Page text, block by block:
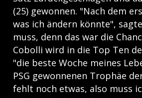
(25) gewonnen. "Nach dem
was ich ändern könnte",
muss, denn das war die
Cobolli wird in die Top Ten
"die beste Woche meines
PSG gewonnenen Trophäe
fehlt noch etwas, also muss